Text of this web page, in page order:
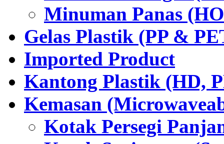
Minuman Panas
Gelas Plastik (PP &
Imported Product
Kantong Plastik (HD,
Kemasan
Kotak Persegi